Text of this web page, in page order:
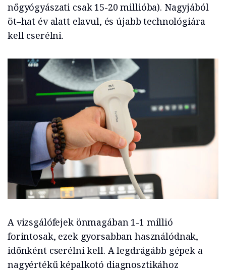
nőgyógyászati csak 15-20 millióba). Nagyjából
öt–hat év alatt elavul, és újabb technológiára
kell cserélni.
A vizsgálófejek önmagában 1-1 millió
forintosak, ezek gyorsabban használódnak,
időnként cserélni kell. A legdrágább gépek a
nagyértékű képalkotó diagnosztikához